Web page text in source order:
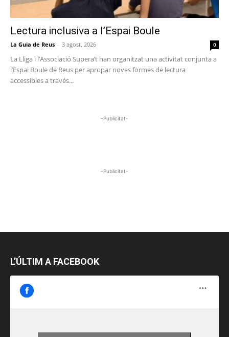
Lectura inclusiva a l’Espai Boule
La Guia de Reus - 3 agost, 2026 0
La Lliga i l’Associació Supera’t han organitzat una activitat conjunta a
l’Espai Boule de Reus per apropar noves formes de lectura
accessibles a través...
-Publicitat-
-Publicitat-
L’ÚLTIM A FACEBOOK